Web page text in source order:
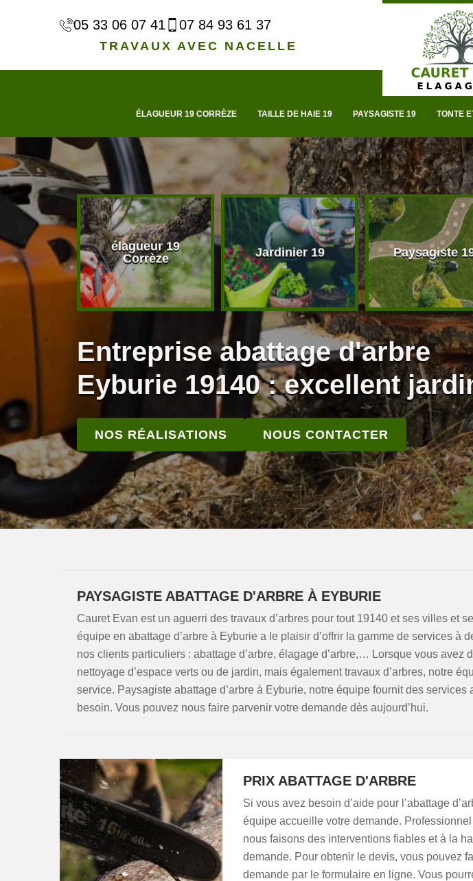
05 33 06 07 41 07 84 93 61 37
TRAVAUX AVEC NACELLE
ÉLAGUEUR 19 CORRÈZE TAILLE DE HAIE 19 PAYSAGISTE 19 TONTE
19
élagueur 19
Corrèze
Jardinier 19 Paysagiste
Entreprise abattage d'arbre
Eyburie 19140 : excellent
NOS RÉALISATIONS NOUS CONTACTER
PAYSAGISTE ABATTAGE D'ARBRE À EYBURIE
Cauret Evan est un aguerri des travaux d’arbres pour tout 19140 et ses villes et
équipe en abattage d’arbre à Eyburie a le plaisir d’offrir la gamme de services à
nos clients particuliers : abattage d’arbre, élagage d’arbre,… Lorsque vous avez
nettoyage d’espace verts ou de jardin, mais également travaux d’arbres, notre
service. Paysagiste abattage d’arbre à Eyburie, notre équipe fournit des services
besoin. Vous pouvez nous faire parvenir votre demande dès aujourd’hui.
PRIX ABATTAGE D'ARBRE
Si vous avez besoin d’aide pour l’abattage
équipe accueille votre demande. Professionnel
nous faisons des interventions fiables et à la
demande. Pour obtenir le devis, vous pouvez
demande par le formulaire en ligne. Vous